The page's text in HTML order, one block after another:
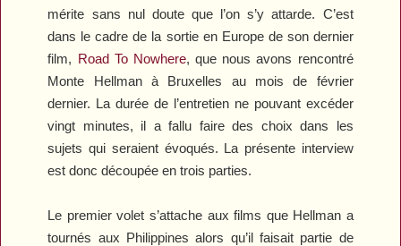
mérite sans nul doute que l’on s’y attarde. C’est
dans le cadre de la sortie en Europe de son dernier
film, Road To Nowhere, que nous avons rencontré
Monte Hellman à Bruxelles au mois de février
dernier. La durée de l’entretien ne pouvant excéder
vingt minutes, il a fallu faire des choix dans les
sujets qui seraient évoqués. La présente interview
est donc découpée en trois parties.
Le premier volet s’attache aux films que Hellman a
tournés aux Philippines alors qu’il faisait partie de